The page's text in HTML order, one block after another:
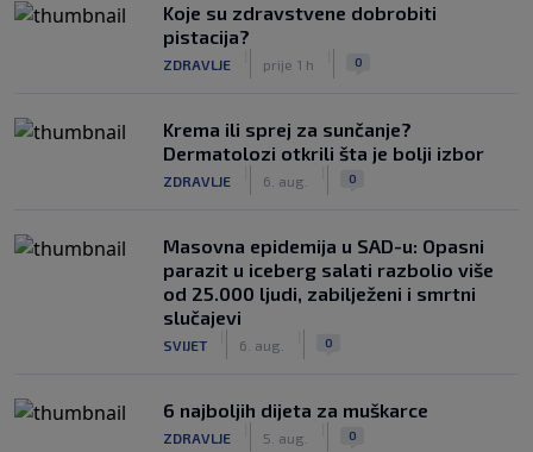
Koje su zdravstvene dobrobiti
pistacija?
ZDRAVLJE prije 1 h 0
Krema ili sprej za sunčanje?
Dermatolozi otkrili šta je bolji izbor
ZDRAVLJE 6. aug. 0
Masovna epidemija u SAD-u: Opasni
parazit u iceberg salati razbolio više
od 25.000 ljudi, zabilježeni i smrtni
slučajevi
SVIJET 6. aug. 0
6 najboljih dijeta za muškarce
ZDRAVLJE 5. aug. 0